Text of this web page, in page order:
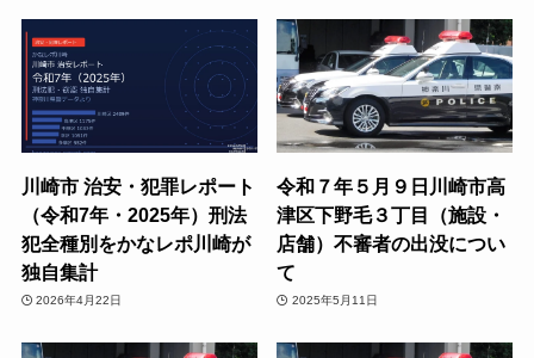
川崎市 治安・犯罪レポート
（令和7年・2025年）刑法
犯全種別をかなレポ川崎が
独自集計
2026年4月22日
令和７年５月９日川崎市高
津区下野毛３丁目（施設・
店舗）不審者の出没につい
て
2025年5月11日